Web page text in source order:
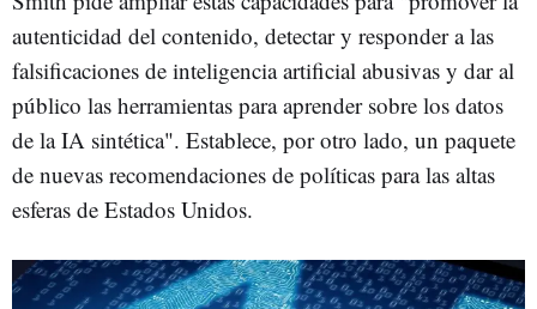
autenticidad del contenido, detectar y responder a las
falsificaciones de inteligencia artificial abusivas y dar al
público las herramientas para aprender sobre los datos
de la IA sintética". Establece, por otro lado, un paquete
de nuevas recomendaciones de políticas para las altas
esferas de Estados Unidos.